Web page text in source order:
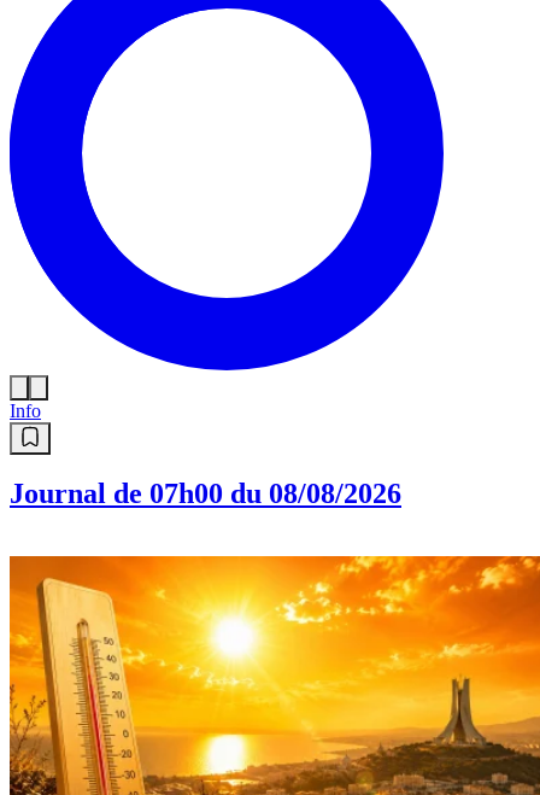
Info
Journal de 07h00 du 08/08/2026